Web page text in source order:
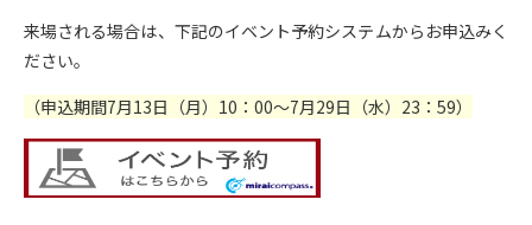
来場される場合は、下記のイベント予約システムからお申込みく
ださい。
（申込期間7月13日（月）10：00～7月29日（水）23：59）